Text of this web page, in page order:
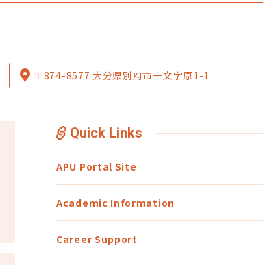
〒874-8577 大分県別府市十文字原1-1
Quick Links
APU Portal Site
Academic Information
Career Support